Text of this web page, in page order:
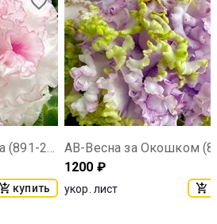
С-Заколдованная Роза (891-25)
купить
1200 ₽
укор. лист